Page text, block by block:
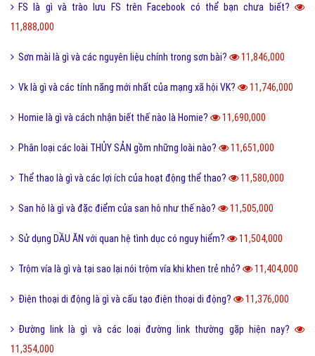
FS là gì và trào lưu FS trên Facebook có thể bạn chưa biết?
11,888,000
Sơn mài là gì và các nguyên liệu chính trong sơn bài? 11,846,000
Vk là gì và các tính năng mới nhất của mạng xã hội VK? 11,746,000
Homie là gì và cách nhận biết thế nào là Homie? 11,690,000
Phân loại các loài THỦY SẢN gồm những loài nào? 11,651,000
Thể thao là gì và các lợi ích của hoạt động thể thao? 11,580,000
San hô là gì và đặc điểm của san hô như thế nào? 11,505,000
Sử dụng DẦU ĂN với quan hệ tình dục có nguy hiểm? 11,504,000
Trộm vía là gì và tại sao lại nói trộm vía khi khen trẻ nhỏ? 11,404,000
Điện thoại di động là gì và cấu tạo điện thoại di động? 11,376,000
Đường link là gì và các loại đường link thường gặp hiện nay?
11,354,000